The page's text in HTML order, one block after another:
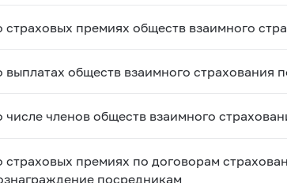
страховых премиях обществ взаимного
выплатах обществ взаимного страхования
числе членов обществ взаимного
страховых премиях по договорам
посредникам